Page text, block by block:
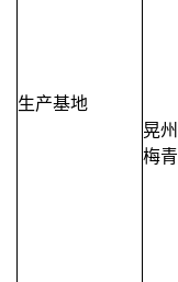
生产基地
晃
梅青